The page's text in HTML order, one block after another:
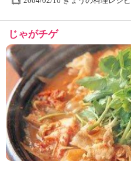
じゃがチゲ